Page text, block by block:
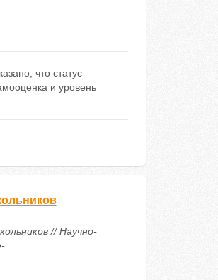
что статус
и уровень
// Научно-